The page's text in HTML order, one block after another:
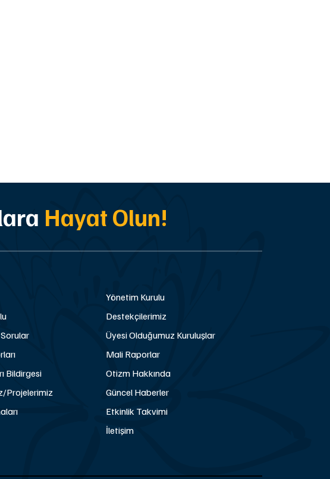
Hayat Olun!
Yönetim Kurulu
Destekçilerimiz
Üyesi Olduğumuz Kuruluşlar
Mali Raporlar
Bildirgesi
Otizm Hakkında
Projelerimiz
Güncel Haberler
Etkinlik Takvimi
İletişim